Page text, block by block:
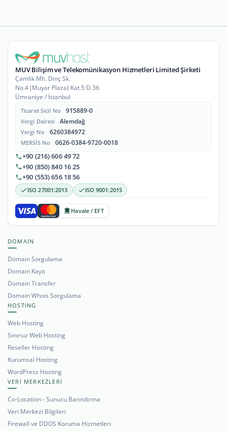
MUV Bilişim ve Telekomünikasyon Hizmetleri Limited Şirketi
Çamlık Mh. Dinç Sk.
No.4 (Muyar Plaza) Kat.5 D.36
Ümraniye / İstanbul
Ticaret Sicil No 915889-0
Vergi Dairesi Alemdağ
Vergi No 6260384972
MERSİS No 0626-0384-9720-0018
+90 (216) 606 49 72
+90 (850) 840 16 25
+90 (553) 656 18 56
ISO 27001:2013 ISO 9001:2015
Havale / EFT
DOMAIN
Domain Sorgulama
Domain Kayıt
Domain Transfer
Domain Whois Sorgulama
HOSTING
Web Hosting
Sınırsız Web Hosting
Reseller Hosting
Kurumsal Hosting
WordPress Hosting
VERİ MERKEZLERİ
Co-Location - Sunucu Barındırma
Veri Merkezi Bilgileri
Firewall ve DDOS Koruma Hizmetleri